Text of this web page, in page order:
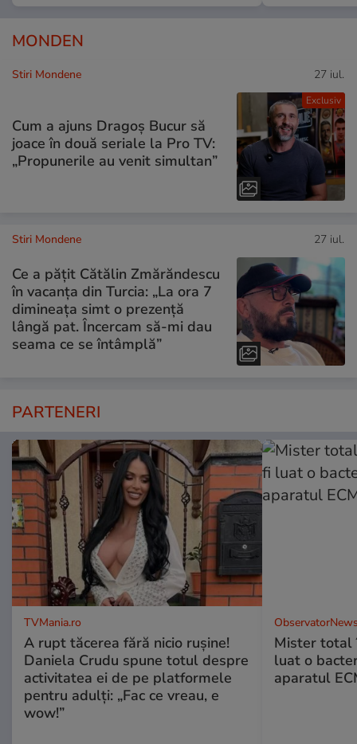
MONDEN
Exclusiv
Stiri Mondene 27 iul.
Cum a ajuns Dragoș Bucur să
joace în două seriale la Pro TV:
„Propunerile au venit simultan”
Stiri Mondene 27 iul.
Ce a pățit Cătălin Zmărăndescu
în vacanța din Turcia: „La ora 7
dimineața simt o prezență
lângă pat. Încercam să-mi dau
seama ce se întâmplă”
PARTENERI
TVMania.ro
A rupt tăcerea fără nicio rușine!
Daniela Crudu spune totul despre
activitatea ei de pe platformele
pentru adulți: „Fac ce vreau, e
wow!”
Mister total
luat o
aparatul